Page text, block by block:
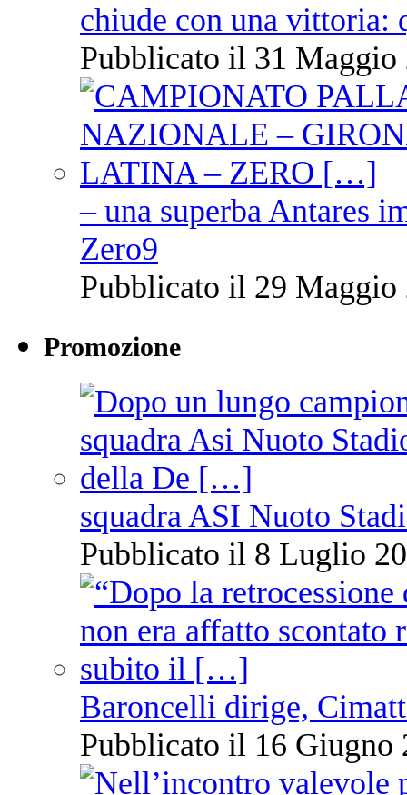
chiude con una vittoria:
Pubblicato il 31 Maggio
– una superba Antares
Zero9
Pubblicato il 29 Maggio
Promozione
squadra ASI Nuoto
Pubblicato il 8 Luglio
Baroncelli dirige,
Pubblicato il 16 Giugno